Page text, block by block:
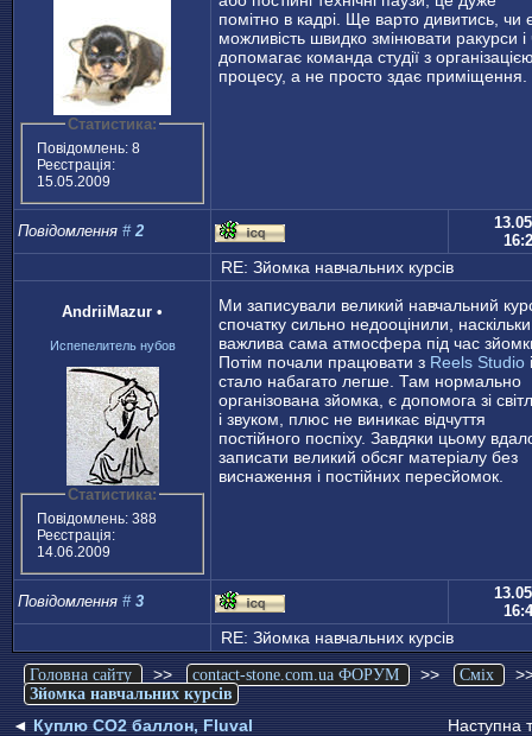
Статистика:
Повідомлень: 8
Реєстрація:
15.05.2009
помітно в кадрі. Ще варто дивитись, чи
можливість швидко змінювати ракурси і
допомагає команда студії з
процесу, а не просто здає приміщення.
Повідомлення # 2
RE: Зйомка навчальних курсів
AndriiMazur •
Испепелитель нубов
Статистика:
Повідомлень: 388
Реєстрація:
14.06.2009
Ми записували великий навчальний
спочатку сильно недооцінили, наскільки
важлива сама атмосфера під час
Потім почали працювати з Reels Studio і
стало набагато легше. Там нормально
організована зйомка, є допомога зі
і звуком, плюс не виникає відчуття
постійного поспіху. Завдяки цьому
записати великий обсяг матеріалу без
виснаження і постійних пересйомок.
Повідомлення # 3
RE: Зйомка навчальних курсів
Головна сайту >> contact-stone.com.ua ФОРУМ >> Сміх
Зйомка навчальних курсів
◄Куплю CO2 баллон, Fluval
Наступна